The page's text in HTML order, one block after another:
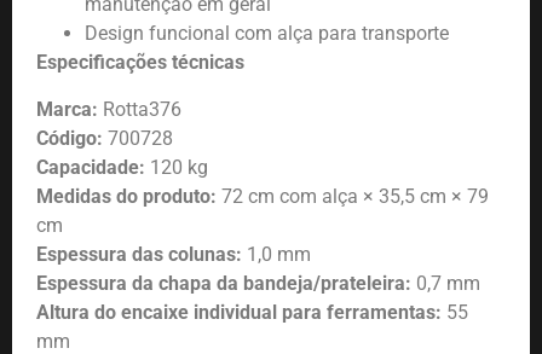
manutenção em geral
Design funcional com alça para transporte
Especificações técnicas
Marca: Rotta376
Código: 700728
Capacidade: 120 kg
Medidas do produto: 72 cm com alça × 35,5 cm × 79
cm
Espessura das colunas: 1,0 mm
Espessura da chapa da bandeja/prateleira: 0,7 mm
Altura do encaixe individual para ferramentas: 55
mm